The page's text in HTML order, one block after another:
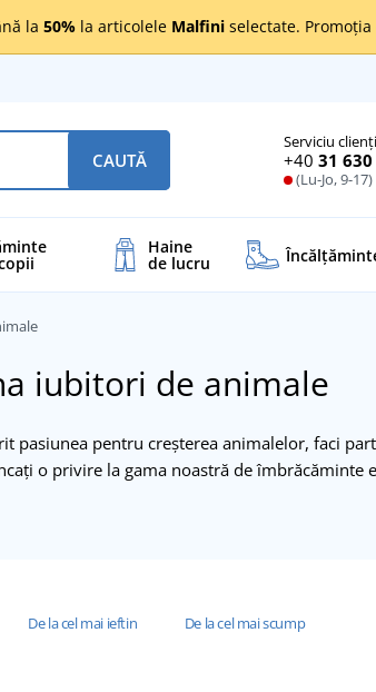
la 50% la articolele Malfini selectate.
Serviciu clienți
+40 31
(Lu-Jo, 9-17)
CAUTĂ
Haine
de lucru
iubitori de animale
pasiunea pentru creșterea animalelor, faci
o privire la gama noastră de îmbrăcăminte
De la cel mai ieftin De la cel mai scump